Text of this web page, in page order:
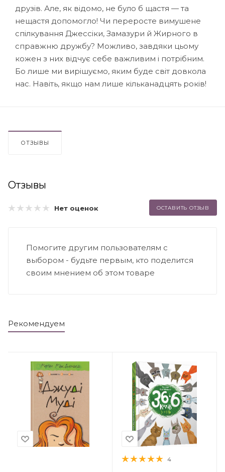
друзів. Але, як відомо, не було б щастя — та
нещастя допомогло! Чи переросте вимушене
спілкування Джессіки, Замазури й Жирного в
справжню дружбу? Можливо, завдяки цьому
кожен з них відчує себе важливим і потрібним.
Бо лише ми вирішуємо, яким буде світ довкола
нас. Навіть, якщо нам лише кільканадцять років!
ОТЗЫВЫ
Отзывы
Нет оценок ОСТАВИТЬ ОТЗЫВ
Помогите другим пользователям с
выбором - будьте первым, кто поделится
своим мнением об этом товаре
Рекомендуем
4